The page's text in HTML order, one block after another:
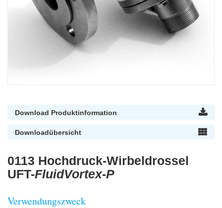
Download Produktinformation
Downloadübersicht
0113 Hochdruck-Wirbeldrossel
UFT-FluidVortex-P
Verwendungszweck